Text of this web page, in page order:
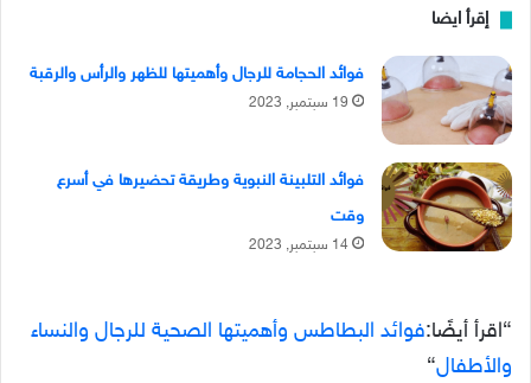
إقرأ ايضا
فوائد الحجامة للرجال وأهميتها للظهر والرأس والرقبة
19 سبتمبر, 2023
فوائد التلبينة النبوية وطريقة تحضيرها في أسرع
وقت
14 سبتمبر, 2023
“اقرأ أيضًا:فوائد البطاطس وأهميتها الصحية للرجال والنساء
والأطفال“